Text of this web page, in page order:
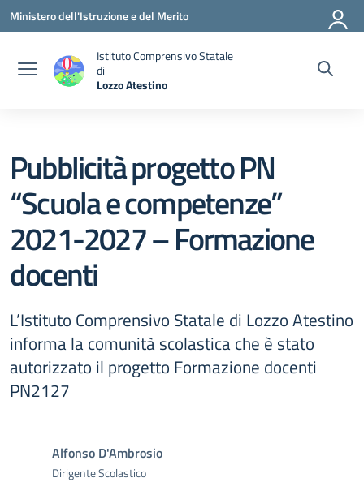
Vai ai contenuti
Vai al menu di navigazione
Vai al footer
Ministero dell'Istruzione e del Merito
Istituto Comprensivo Statale
di
Lozzo Atestino
Pubblicità progetto PN
“Scuola e competenze”
2021-2027 – Formazione
docenti
L’Istituto Comprensivo Statale di Lozzo Atestino
informa la comunità scolastica che è stato
autorizzato il progetto Formazione docenti
PN2127
Alfonso D'Ambrosio
Dirigente Scolastico